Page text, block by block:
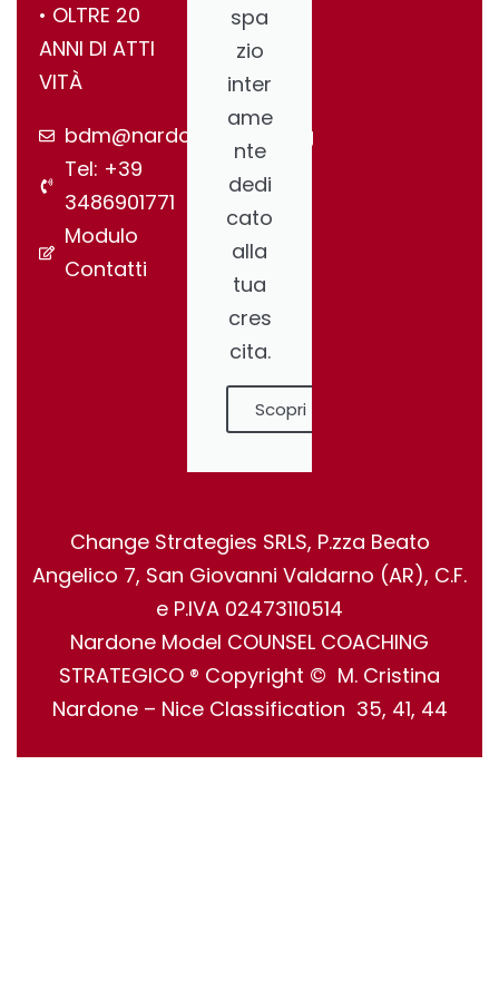
•⁠ ⁠OLTRE 20
ANNI DI ATTI
VITÀ
bdm@nardonegroup.org
Tel: +39
3486901771
Modulo
Contatti
spa
zio
inter
ame
nte
dedi
cato
alla
tua
cres
cita.
Scopri
Change Strategies SRLS, P.zza Beato
Angelico 7, San Giovanni Valdarno (AR), C.F.
e P.IVA 02473110514
Nardone Model COUNSEL COACHING
STRATEGICO ® Copyright © M. Cristina
Nardone – Nice Classification 35, 41, 44